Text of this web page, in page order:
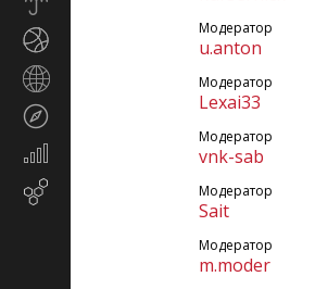
Модератор
u.anton
Модератор
Lexai33
Модератор
vnk-sab
Модератор
Sait
Модератор
m.moder